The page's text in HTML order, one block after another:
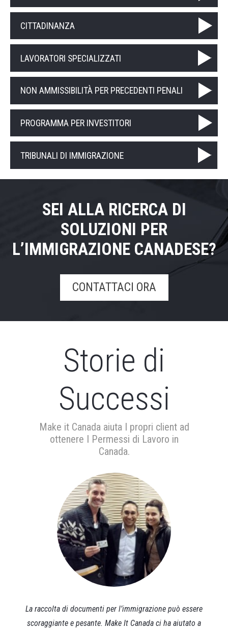
CITTADINANZA
LAVORATORI SPECIALIZZATI
NON AMMISSIBILITÀ PER PRECEDENTI PENALI
PROGRAMMA PER INVESTITORI
TRIBUNALI DI IMMIGRAZIONE
SEI ALLA RICERCA DI
SOLUZIONI PER
L’IMMIGRAZIONE CANADESE?
CONTATTACI ORA
Storie di
Successi
Make it Canada aiuta I propri client ad
ottenere I Permessi di Lavoro in
Canada.
La raccolta di documenti per l’immigrazione può essere
scoraggiante e pesante. Make It Canada ci ha aiutato a